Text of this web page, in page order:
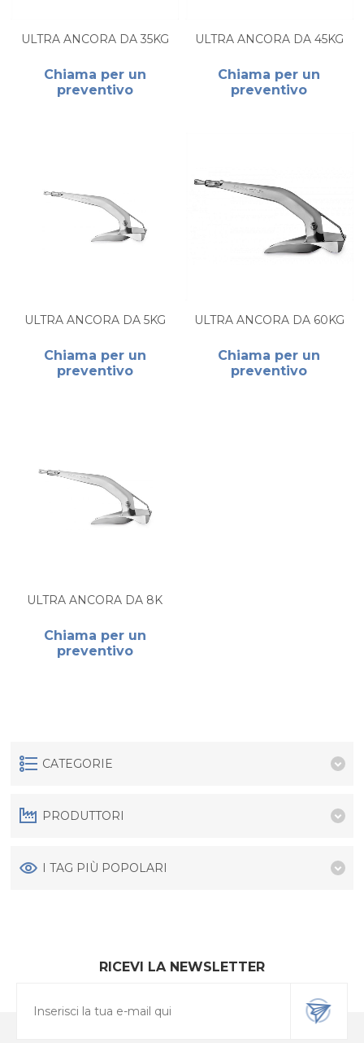
ULTRA ANCORA DA 35KG
Chiama per un
preventivo
ULTRA ANCORA DA 45KG
Chiama per un
preventivo
ULTRA ANCORA DA 5KG
Chiama per un
preventivo
ULTRA ANCORA DA 60KG
Chiama per un
preventivo
ULTRA ANCORA DA 8K
Chiama per un
preventivo
CATEGORIE
PRODUTTORI
I TAG PIÙ POPOLARI
RICEVI LA NEWSLETTER